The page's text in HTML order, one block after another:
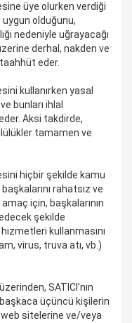
üye olurken verdiği
olduğunu,
nedeniyle uğrayacağı
derhal, nakden ve
eder.
kullanırken yasal
bunları ihlal
Aksi takdirde,
tamamen ve
hiçbir şekilde kamu
rahatsız ve
için, başkalarının
şekilde
kullanmasını
virus, truva atı, vb.)
SATICI’nın
üçüncü kişilerin
sitelerine ve/veya